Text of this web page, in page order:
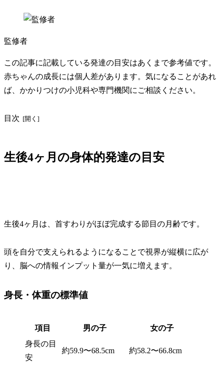
監修者
この記事に記載している発達の目安はあくまで参考値です。
赤ちゃんの成長には個人差があります。気になることがあれ
ば、かかりつけの小児科や専門機関にご相談ください。
目次
生後4ヶ月の身体的発達の目安
生後4ヶ月は、首すわりがほぼ完成する節目の月齢です。
頭を自分で支えられるようになることで視界が縦横に広が
り、脳への情報インプット量が一気に増えます。
身長・体重の標準値
項目 男の子
女の子
身長の目
安
約59.9〜68.5cm 約58.2〜66.8cm